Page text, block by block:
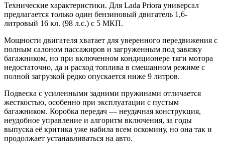
Технические характеристики. Для Lada Priora универсал
предлагается только один бензиновый двигатель 1,6-
литровый 16 кл. (98 л.с.) с 5 МКП.
Мощности двигателя хватает для уверенного передвижения с
полным салоном пассажиров и загруженным под завязку
багажником, но при включенном кондиционере тяги мотора
недостаточно, да и расход топлива в смешанном режиме с
полной загрузкой редко опускается ниже 9 литров.
Подвеска с усиленными задними пружинами отличается
жесткостью, особенно при эксплуатации с пустым
багажником. Коробка передач — неудачная конструкция,
неудобное управление и алгоритм включения, за годы
выпуска её критика уже набила всем оскомину, но она так и
продолжает устанавливаться на авто.